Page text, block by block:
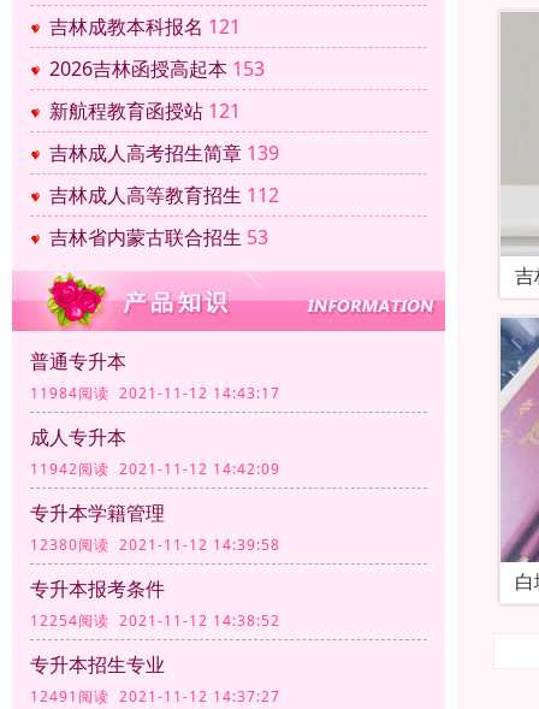
吉林成教本科报名 121
2026吉林函授高起本 153
新航程教育函授站 121
吉林成人高考招生简章 139
吉林成人高等教育招生 112
吉林省内蒙古联合招生 53
普通专升本
11984阅读 2021-11-12 14:43:17
成人专升本
11942阅读 2021-11-12 14:42:09
专升本学籍管理
12380阅读 2021-11-12 14:39:58
专升本报考条件
12254阅读 2021-11-12 14:38:52
专升本招生专业
12491阅读 2021-11-12 14:37:27
吉